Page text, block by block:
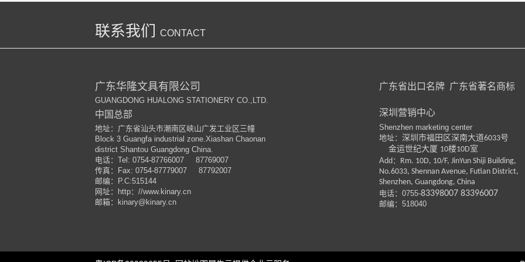
联系我们 CONTACT
广东华隆文具有限公司
GUANGDONG HUALONG STATIONERY CO.,LTD.
中国总部
地址：广东省汕头市潮南区峡山广发工业区三幢
Block 3 Guangfa industrial zone.Xiashan Chaonan
district Shantou Guangdong China.
电话： Tel: 0754-87766007 87769007
传真：
Fax: 0754-87779007 87792007
邮编：
P.C:515144
网址：
http： //www.kinary.cn
邮箱：
kinary@kinary.cn
广东省出口名牌 广东省著名商标
深圳营销中心
Shenzhen marketing center
地址： 深圳市福田区深南大道6033号
金运世纪大厦 10楼10D室
Add： Rm. 10D, 10/F, JinYun Shiji Building,
No.6033, Shennan Avenue, Futian District,
Shenzhen, Guangdong, China
电话： 0755-83398007 83396007
邮编：518040